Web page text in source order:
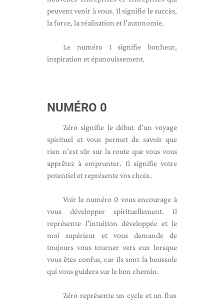
peuvent venir à vous. Il signifie le succès,
la force, la réalisation et l'autonomie.
Le numéro 1 signifie bonheur,
inspiration et épanouissement.
NUMÉRO 0
Zéro signifie le début d'un voyage
spirituel et vous permet de savoir que
rien n'est sûr sur la route que vous vous
apprêtez à emprunter. Il signifie votre
potentiel et représente vos choix.
Voir le numéro 0 vous encourage à
vous développer spirituellement. Il
représente l'intuition développée et le
moi supérieur et vous demande de
toujours vous tourner vers eux lorsque
vous êtes confus, car ils sont la boussole
qui vous guidera sur le bon chemin.
Zéro représente un cycle et un flux